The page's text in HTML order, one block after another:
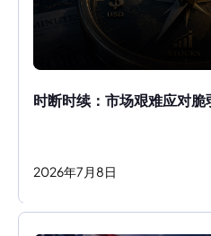
时断时续：市场艰难应对脆
2026年7 月 8日